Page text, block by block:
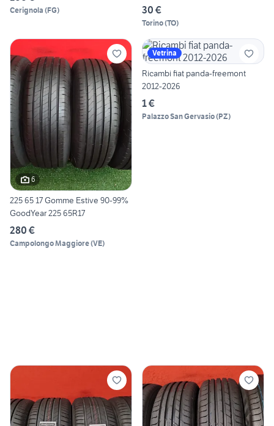
Cerignola (FG) 30 €
Torino(TO)
6
225 65 17 Gomme Estive 90-99%
GoodYear 225 65R17
280 €
Campolongo Maggiore(VE)
Vetrina
Ricambi fiat panda-freemont
2012-2026
1 €
Palazzo San Gervasio(PZ)